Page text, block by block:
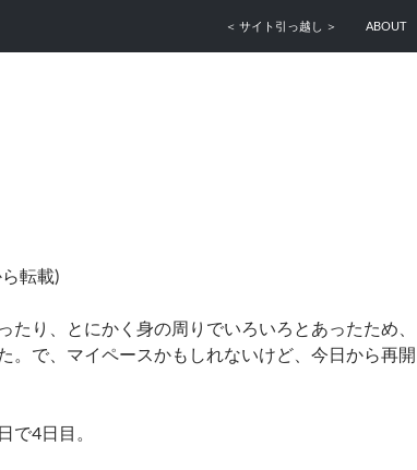
＜ サイト引っ越し ＞
ABOUT
転載)
たり、とにかく身の周りでいろいろとあったため、
。で、マイペースかもしれないけど、今日から再開
で4日目。